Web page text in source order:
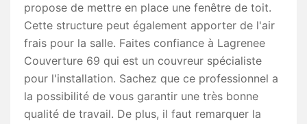
propose de mettre en place une fenêtre de toit.
Cette structure peut également apporter de l'air
frais pour la salle. Faites confiance à Lagrenee
Couverture 69 qui est un couvreur spécialiste
pour l'installation. Sachez que ce professionnel a
la possibilité de vous garantir une très bonne
qualité de travail. De plus, il faut remarquer la